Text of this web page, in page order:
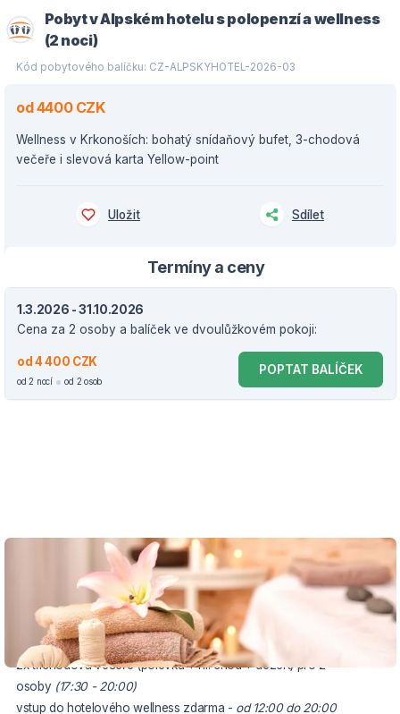
Pobyt v Alpském hotelu s polopenzí a wellness
(2 noci)
Kód pobytového balíčku: CZ-ALPSKYHOTEL-2026-03
od 4400 CZK
Wellness v Krkonoších: bohatý snídaňový bufet, 3-chodová
večeře i slevová karta Yellow-point
Uložit Sdílet
Termíny a ceny
1.3.2026 - 31.10.2026
Cena za 2 osoby a balíček ve dvoulůžkovém pokoji:
od 4 400 CZK
od 2 nocí od 2 osob
POPTAT BALÍČEK
VOUCHER DO 31.10.2026
Balíček zahrnuje:
ubytování na 2 noci pro 2 osoby
2x snídaně formou bufetu pro 2 osoby
(7:30 - 10:00)
2x tříchodová večeře (polévka + hl. chod + dezert) pro 2
osoby (17:30 - 20:00)
vstup do hotelového wellness zdarma - od 12:00 do 20:00